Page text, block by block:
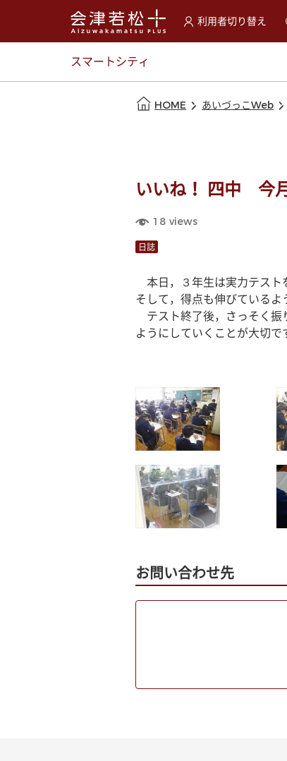
利用者切り替え
選択すると利用者
スマートシティ
HOME あいづっこWeb
いいね！ 四中 今
18 views
日誌
本日，３年生は実力テスト
そして，得点も伸びているよ
テスト終了後，さっそく振
ようにしていくことが大切
お問い合わせ先